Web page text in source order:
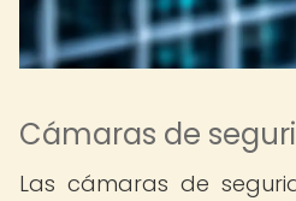
Cámaras de
Las cámaras de